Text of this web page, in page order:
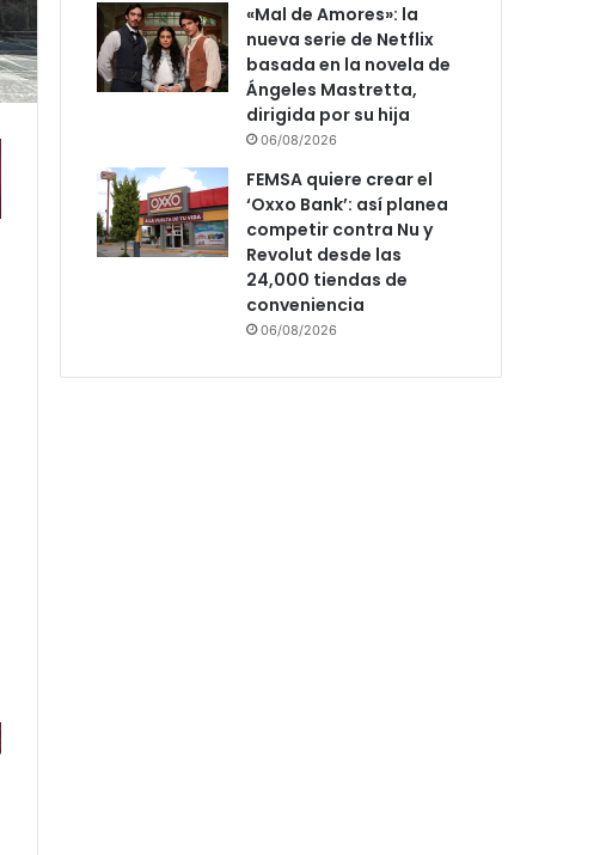
«Mal de Amores»: la
nueva serie de Netflix
basada en la novela de
Ángeles Mastretta,
dirigida por su hija
06/08/2026
FEMSA quiere crear el
‘Oxxo Bank’: así planea
competir contra Nu y
Revolut desde las
24,000 tiendas de
conveniencia
06/08/2026